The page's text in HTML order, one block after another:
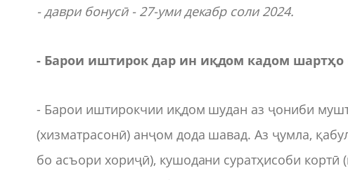
- даври бонусӣ -27-умидекабрсоли2024.
- Барои иштирок дар ин иқдом кадом
- Барои иштирокчии иқдом шудан аз ҷониби
(хизматрасонӣ) анҷом дода шавад. Аз ҷумла,
бо асъори хориҷӣ), кушодани суратҳисоби кортӣ